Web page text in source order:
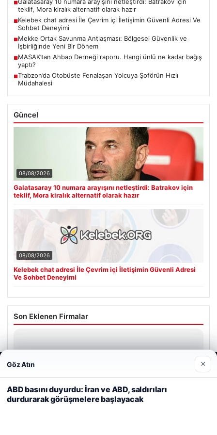
■
teklif, Mora kiralık alternatif olarak hazır
■Kelebek chat adresi İle Çevrim içi İletişimin Güvenli Adresi Ve
Sohbet Deneyimi
■Mekke Ortak Savunma Antlaşması: Bölgesel Güvenlik ve
İşbirliğinde Yeni Bir Dönem
■MASAK’tan Ahbap Derneği raporu. Hangi ünlü ne kadar bağış
yaptı?
■Trabzon’da Otobüste Fenalaşan Yolcuya Şoförün Hızlı
Müdahalesi
Güncel
08/08/2026
Galatasaray 10 numara arayışını netleştirdi: Batrakov için
teklif, Mora kiralık alternatif olarak hazır
08/08/2026
Kelebek chat adresi İle Çevrim içi İletişimin Güvenli Adresi
Ve Sohbet Deneyimi
Son Eklenen Firmalar
26/05/2026
Web sitemizi nasıl kullandığınızı daha iyi anlayabilmek,
deneyiminizi kişiselleştirmek ve geliştirmek amacıyla çerezler
kullanıyoruz.
Çerez Politikamız
Reddet Kabul Et
Göz Atın ×
ABD basını duyurdu: İran ve ABD, saldırıları
durdurarak görüşmelere başlayacak